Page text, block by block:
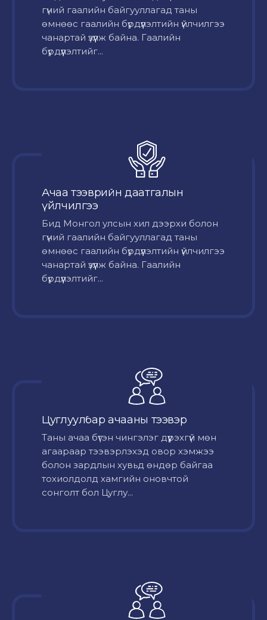
гүний гаалийн байгууллагад таны
өмнөөс гаалийн бүрдүүлэлтийн үйлчилгээ
чанартай үзүүлж байна. Гаалийн
бүрдүүлэлтийг...
Ачаа тээврийн даатгалын
үйлчилгээ
Бид Монгол улсын хил дээрхи болон
гүний гаалийн байгууллагад таны
өмнөөс гаалийн бүрдүүлэлтийн үйлчилгээ
чанартай үзүүлж байна. Гаалийн
бүрдүүлэлтийг...
Цуглуулбар ачааны тээвэр
Таны ачаа бүтэн чингэлэг дүүрэхгүй мөн
агаараар тээвэрлэхэд овор хэмжээ
болон зардлын хувьд өндөр байгаа
тохиолдолд хамгийн оновчтой
сонголт бол Цуглу...